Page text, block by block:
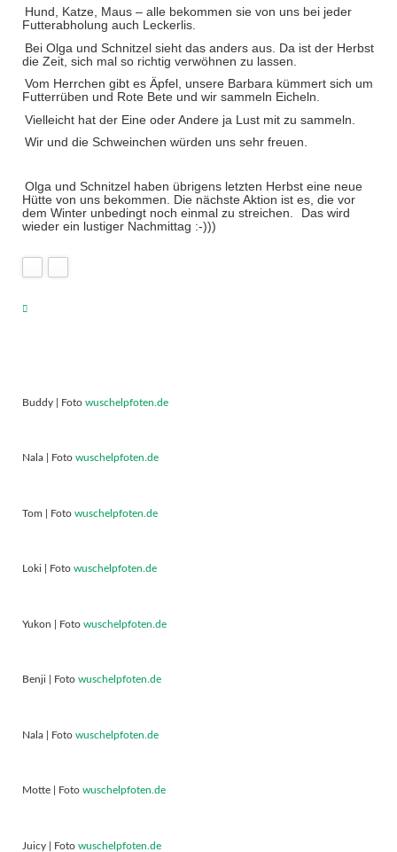
Hund, Katze, Maus – alle bekommen sie von uns bei jeder
Futterabholung auch Leckerlis.
Bei Olga und Schnitzel sieht das anders aus. Da ist der Herbst
die Zeit, sich mal so richtig verwöhnen zu lassen.
Vom Herrchen gibt es Äpfel, unsere Barbara kümmert sich um
Futterrüben und Rote Bete und wir sammeln Eicheln.
Vielleicht hat der Eine oder Andere ja Lust mit zu sammeln.
Wir und die Schweinchen würden uns sehr freuen.
Olga und Schnitzel haben übrigens letzten Herbst eine neue
Hütte von uns bekommen. Die nächste Aktion ist es, die vor
dem Winter unbedingt noch einmal zu streichen.
Das wird
wieder ein lustiger Nachmittag :-)))
Buddy | Foto wuschelpfoten.de
Nala | Foto wuschelpfoten.de
Tom | Foto wuschelpfoten.de
Loki | Foto wuschelpfoten.de
Yukon | Foto wuschelpfoten.de
Benji | Foto wuschelpfoten.de
Nala | Foto wuschelpfoten.de
Motte | Foto wuschelpfoten.de
Juicy | Foto wuschelpfoten.de